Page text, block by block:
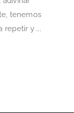
tenemos
repetir y ...